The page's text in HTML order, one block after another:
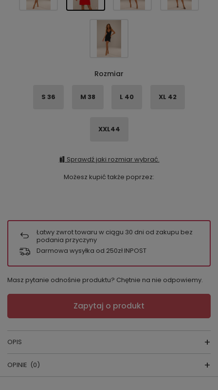
Rozmiar
S 36 M 38 L 40 XL 42
XXL44
Sprawdź jaki rozmiar wybrać.
Możesz kupić także poprzez:
Łatwy zwrot towaru w ciągu 30 dni od zakupu bez
podania przyczyny
Darmowa wysyłka od 250zł INPOST
Masz pytanie odnośnie produktu? Chętnie na nie odpowiemy.
Zapytaj o produkt
OPIS
Naturalna miękkość i kobieca elegancja
OPINIE (0)